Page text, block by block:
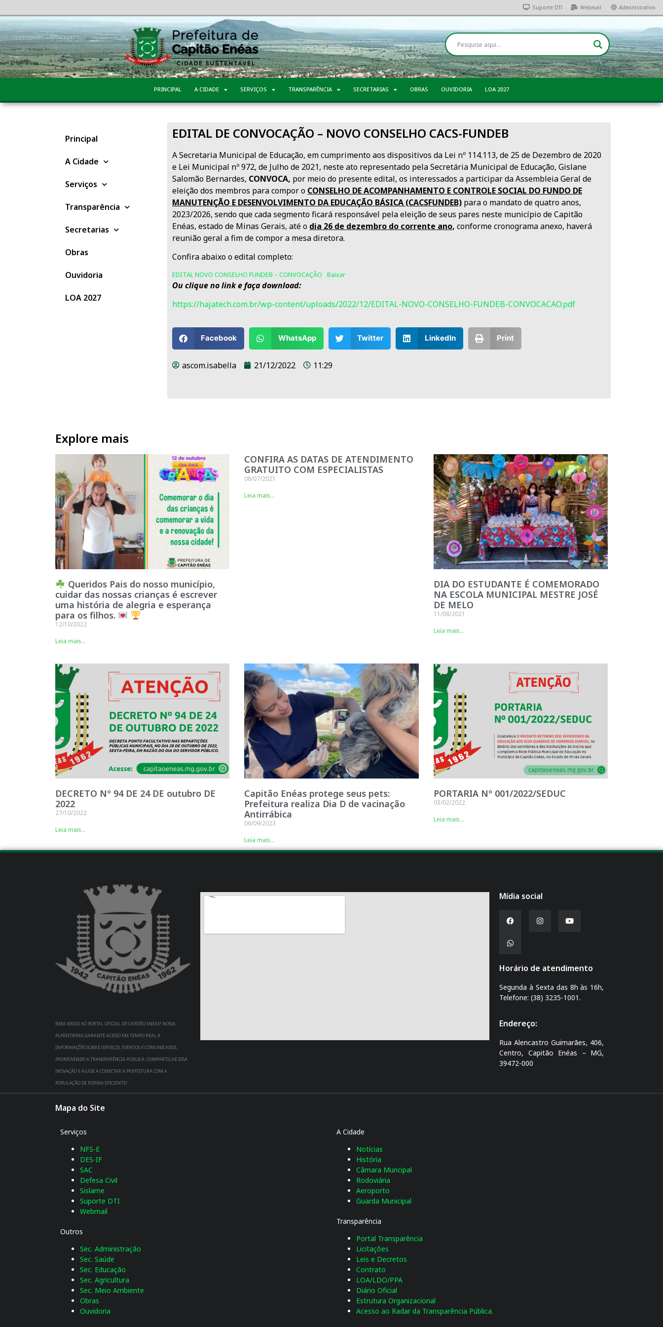
Suporte DTI Webmail Administrativo
PRINCIPAL A CIDADE SERVIÇOS TRANSPARÊNCIA SECRETARIAS OBRAS OUVIDORIA LOA 2027
Principal
A Cidade
Serviços
Transparência
Secretarias
Obras
Ouvidoria
LOA 2027
EDITAL DE CONVOCAÇÃO – NOVO CONSELHO CACS-FUNDEB
A Secretaria Municipal de Educação, em cumprimento aos dispositivos da Lei nº 114.113, de 25 de Dezembro de 2020
e Lei Municipal nº 972, de Julho de 2021, neste ato representado pela Secretária Municipal de Educação, Gislane
Salomão Bernardes, CONVOCA, por meio do presente edital, os interessados a participar da Assembleia Geral de
eleição dos membros para compor o CONSELHO DE ACOMPANHAMENTO E CONTROLE SOCIAL DO FUNDO DE
MANUTENÇÃO E DESENVOLVIMENTO DA EDUCAÇÃO BÁSICA (CACS­FUNDEB) para o mandato de quatro anos,
2023/2026, sendo que cada segmento ficará responsável pela eleição de seus pares neste município de Capitão
Enéas, estado de Minas Gerais, até o dia 26 de dezembro do corrente ano, conforme cronograma anexo, haverá
reunião geral a fim de compor a mesa diretora.
Confira abaixo o edital completo:
EDITAL NOVO CONSELHO FUNDEB – CONVOCAÇÃO Baixar
Ou clique no link e faça download:
https://hajatech.com.br/wp-content/uploads/2022/12/EDITAL-NOVO-CONSELHO-FUNDEB-CONVOCACAO.pdf
Facebook WhatsApp Twitter LinkedIn Print
ascom.isabella 21/12/2022 11:29
Explore mais
Queridos Pais do nosso município,
cuidar das nossas crianças é escrever
uma história de alegria e esperança
para os filhos.
12/10/2022
Leia mais...
CONFIRA AS DATAS DE ATENDIMENTO
GRATUITO COM ESPECIALISTAS
08/07/2021
Leia mais...
DIA DO ESTUDANTE É COMEMORADO
NA ESCOLA MUNICIPAL MESTRE JOSÉ
DE MELO
11/08/2021
Leia mais...
DECRETO Nº 94 DE 24 DE outubro DE
2022
27/10/2022
Leia mais...
Capitão Enéas protege seus pets:
Prefeitura realiza Dia D de vacinação
Antirrábica
06/09/2023
Leia mais...
PORTARIA Nº 001/2022/SEDUC
03/02/2022
Leia mais...
BEM-VINDO AO PORTAL OFICIAL DE CAPITÃO ENÉAS! NOSSA
PLATAFORMA GARANTE ACESSO EM TEMPO REAL A
INFORMAÇÕES SOBRE SERVIÇOS, EVENTOS E COMUNICADOS,
PROMOVENDO A TRANSPARÊNCIA PÚBLICA. COMPARTILHE ESSA
INOVAÇÃO E AJUDE A CONECTAR A PREFEITURA COM A
POPULAÇÃO DE FORMA EFICIENTE!
Mídia social
Horário de atendimento
Segunda à Sexta das 8h às 16h,
Telefone: (38) 3235-1001.
Endereço:
Rua Alencastro Guimarães, 406,
Centro, Capitão Enéas – MG,
39472-000
Mapa do Site
A Cidade
Notícias
História
Câmara Muncipal
Rodoviária
Aeroporto
Guarda Municipal
Transparência
Portal Transparência
Licitações
Leis e Decretos
Contrato
LOA/LDO/PPA
Diário Oficial
Estrutura Organizacional
Acesso ao Radar da Transparência Pública.
Serviços
NFS-E
DES-IF
SAC
Defesa Civil
Sislame
Suporte DTI
Webmail
Outros
Sec. Administração
Sec. Saúde
Sec. Educação
Sec. Agricultura
Sec. Meio Ambiente
Obras
Ouvidoria